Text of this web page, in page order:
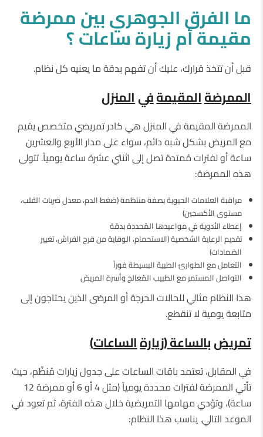
ماالفرقالجوهريبينممرضة
مقيمة أم زيارة ساعات ؟
قبل أن تتخذ قرارك، عليك أن تفهم بدقة ما يعنيه كل نظام.
الممرضةالمقيمةفيالمنزل
الممرضة المقيمة في المنزل هي كادر تمريضي متخصص يقيم
مع المريض بشكل شبه دائم، سواء على مدار الأربع والعشرين
ساعة أو لفترات مُمتدة تصل إلى اثنتي عشرة ساعة يومياً. تتولى
هذه الممرضة:
مراقبة العلامات الحيوية بصفة منتظمة (ضغط الدم، معدل ضربات القلب،
مستوى الأكسجين)
إعطاء الأدوية في مواعيدها المُحددة بدقة
تقديم الرعاية الشخصية (الاستحمام، الوقاية من قرح الفراش، تغيير
الضمادات)
التعامل مع الطوارئ الطبية البسيطة فوراً
التواصل المستمر مع الطبيب المُعالج وأسرة المريض
هذا النظام مثالي للحالات الحرجة أو المرضى الذين يحتاجون إلى
متابعة يومية لا تنقطع.
تمريضبالساعة(زيارةالساعات)
في المقابل، تعتمد باقات الساعات على جدول زيارات مُنظّم، حيث
تأتي الممرضة لفترات محددة يومياً (مثل 4 أو 6 أو ممرضة 12
ساعة)، وتؤدي مهامها التمريضية خلال هذه الفترة، ثم تعود في
الموعد التالي. يناسب هذا النظام: